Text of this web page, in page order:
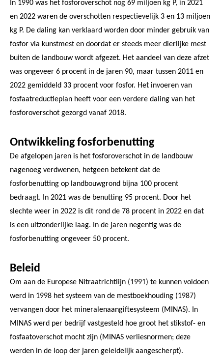
In 1990 was het fosforoverschot nog 69 miljoen kg P, in 2021
en 2022 waren de overschotten respectievelijk 3 en 13 miljoen
kg P. De daling kan verklaard worden door minder gebruik van
fosfor via kunstmest en doordat er steeds meer dierlijke mest
buiten de landbouw wordt afgezet. Het aandeel van deze afzet
was ongeveer 6 procent in de jaren 90, maar tussen 2011 en
2022 gemiddeld 33 procent voor fosfor. Het invoeren van
fosfaatreductieplan heeft voor een verdere daling van het
fosforoverschot gezorgd vanaf 2018.
Ontwikkeling fosforbenutting
De afgelopen jaren is het fosforoverschot in de landbouw
nagenoeg verdwenen, hetgeen betekent dat de
fosforbenutting op landbouwgrond bijna 100 procent
bedraagt. In 2021 was de benutting 95 procent. Door het
slechte weer in 2022 is dit rond de 78 procent in 2022 en dat
is een uitzonderlijke laag. In de jaren negentig was de
fosforbenutting ongeveer 50 procent.
Beleid
Om aan de Europese Nitraatrichtlijn (1991) te kunnen voldoen
werd in 1998 het systeem van de mestboekhouding (1987)
vervangen door het mineralenaangiftesysteem (MINAS). In
MINAS werd per bedrijf vastgesteld hoe groot het stikstof- en
fosfaatoverschot mocht zijn (MINAS verliesnormen; deze
werden in de loop der jaren geleidelijk aangescherpt).